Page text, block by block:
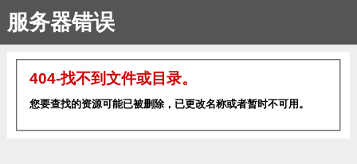
服务器错误
404-找不到文件或目录。
您要查找的资源可能已被删除，已更改名称或者暂时不可用。